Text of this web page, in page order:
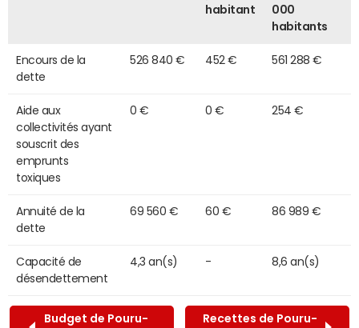
habitant
000
habitants
Encours de la
dette
526 840 € 452 € 561 288 €
Aide aux
collectivités ayant
souscrit des
emprunts
toxiques
0 € 0 € 254 €
Annuité de la
dette
69 560 € 60 € 86 989 €
Capacité de
désendettement
4,3 an(s) - 8,6 an(s)
Budget de Pouru-
Recettes de Pouru-